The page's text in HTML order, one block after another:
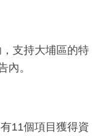
支持大埔區的特
內。
11個項目獲得資